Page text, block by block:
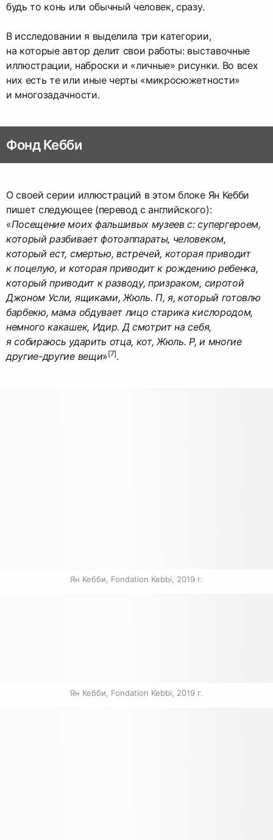
будь то конь или обычный человек, сразу.
В исследовании я выделила три категории,
на которые автор делит свои работы: выставочные
иллюстрации, наброски и «личные» рисунки. Во всех
них есть те или иные черты «микросюжетности»
и многозадачности.
Фонд Кебби
О своей серии иллюстраций в этом блоке Ян Кебби
пишет следующее (перевод с английского):
«Посещение моих фальшивых музеев с: супергероем,
который разбивает фотоаппараты, человеком,
который ест, смертью, встречей, которая приводит
к поцелую, и которая приводит к рождению ребенка,
который приводит к разводу, призраком, сиротой
Джоном Усли, ящиками, Жюль. П, я, который готовлю
барбекю, мама обдувает лицо старика кислородом,
немного какашек, Идир. Д смотрит на себя,
я собираюсь ударить отца, кот, Жюль. Р, и многие
другие-другие вещи»[7].
Ян Кебби, Fondation Kebbi, 2019 г.
Ян Кебби, Fondation Kebbi, 2019 г.